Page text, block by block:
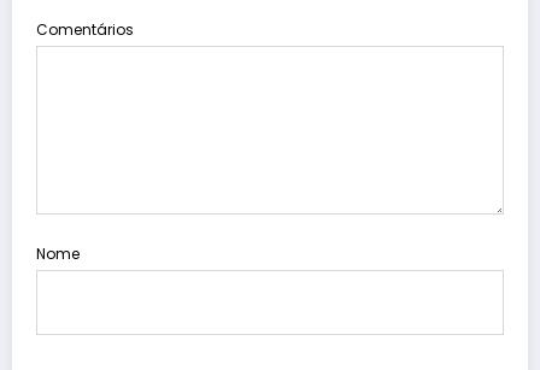
Comentários
Nome